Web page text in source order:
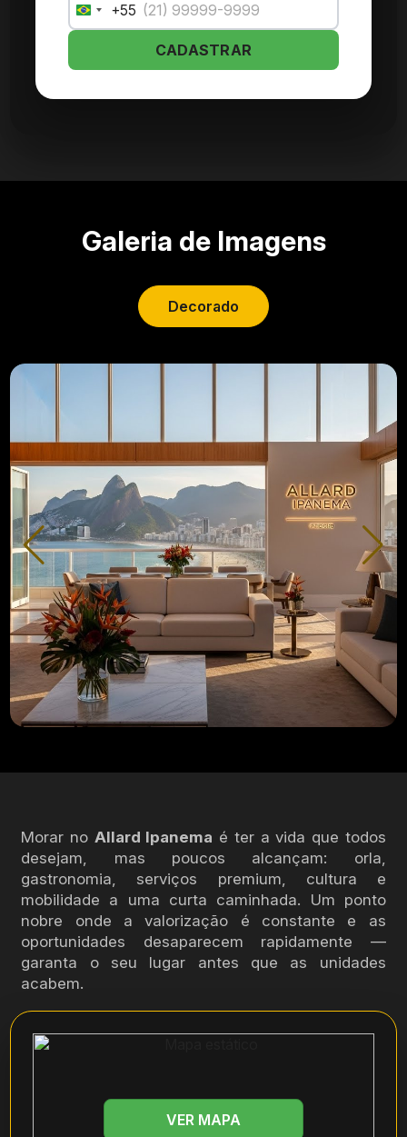
Brazil
+55
+55
CADASTRAR
Galeria de Imagens
Decorado
Morar no Allard Ipanema é ter a vida que todos
desejam, mas poucos alcançam: orla,
gastronomia, serviços premium, cultura e
mobilidade a uma curta caminhada. Um ponto
nobre onde a valorização é constante e as
oportunidades desaparecem rapidamente —
garanta o seu lugar antes que as unidades
acabem.
VER MAPA